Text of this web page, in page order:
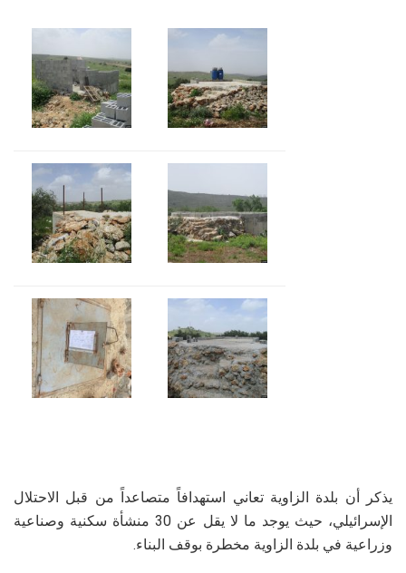
يذكر أن بلدة الزاوية تعاني استهدافاً متصاعداً من قبل الاحتلال
الإسرائيلي، حيث يوجد ما لا يقل عن 30 منشأة سكنية وصناعية
وزراعية في بلدة الزاوية مخطرة بوقف البناء.